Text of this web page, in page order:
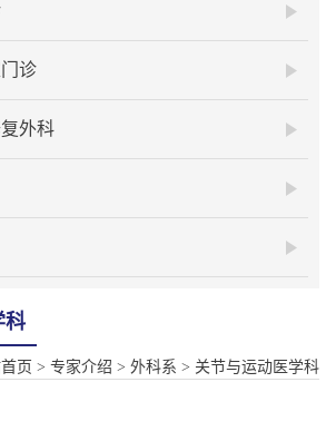
诊
外科
科
页 > 专家介绍 > 外科系 > 关节与运动医学科